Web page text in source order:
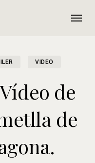
Menú
VIDEO
de
de